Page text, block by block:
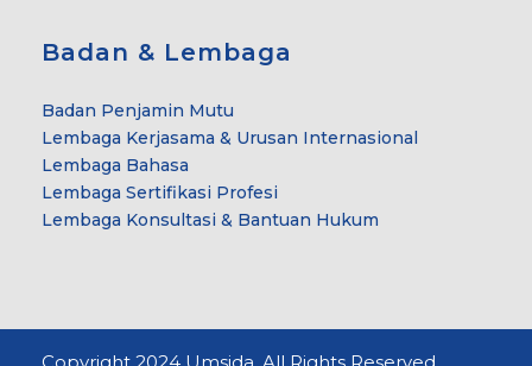
Badan & Lembaga
Badan Penjamin Mutu
Lembaga Kerjasama & Urusan Internasional
Lembaga Bahasa
Lembaga Sertifikasi Profesi
Lembaga Konsultasi & Bantuan Hukum